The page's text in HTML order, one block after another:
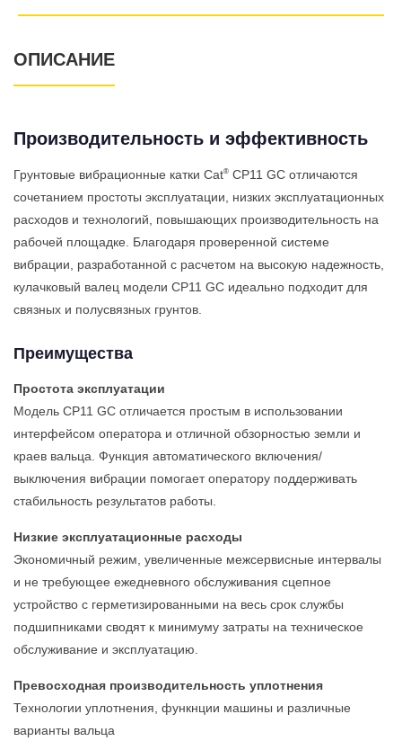
ОПИСАНИЕ
Производительность и эффективность
Грунтовые вибрационные катки Cat® CP11 GC отличаются
сочетанием простоты эксплуатации, низких эксплуатационных
расходов и технологий, повышающих производительность на
рабочей площадке. Благодаря проверенной системе
вибрации, разработанной с расчетом на высокую надежность,
кулачковый валец модели CP11 GC идеально подходит для
связных и полусвязных грунтов.
Преимущества
Простота эксплуатации
Модель CP11 GC отличается простым в использовании
интерфейсом оператора и отличной обзорностью земли и
краев вальца. Функция автоматического включения/
выключения вибрации помогает оператору поддерживать
стабильность результатов работы.
Низкие эксплуатационные расходы
Экономичный режим, увеличенные межсервисные интервалы
и не требующее ежедневного обслуживания сцепное
устройство с герметизированными на весь срок службы
подшипниками сводят к минимуму затраты на техническое
обслуживание и эксплуатацию.
Превосходная производительность уплотнения
Технологии уплотнения, функнции машины и различные
варианты вальца